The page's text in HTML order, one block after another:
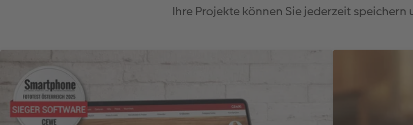
Ihre Projekte können Sie jederzeit